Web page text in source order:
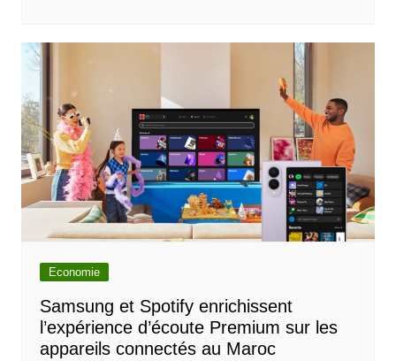
Economie
Samsung et Spotify enrichissent
l’expérience d’écoute Premium sur les
appareils connectés au Maroc